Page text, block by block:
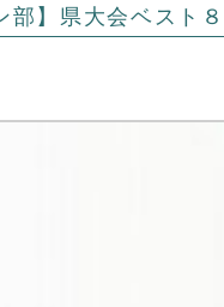
部】県大会ベスト